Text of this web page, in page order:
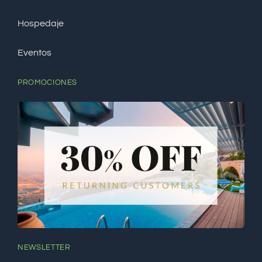
Hospedaje
Eventos
PROMOCIONES
NEWSLETTER